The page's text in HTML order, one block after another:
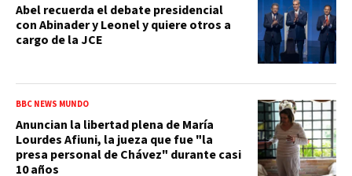
Abel recuerda el debate presidencial
con Abinader y Leonel y quiere otros a
cargo de la JCE
BBC NEWS MUNDO
Anuncian la libertad plena de María
Lourdes Afiuni, la jueza que fue "la
presa personal de Chávez" durante casi
10 años